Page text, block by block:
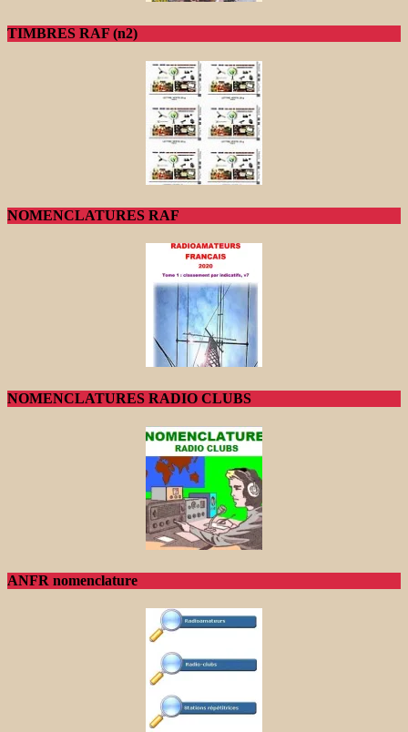
TIMBRES RAF (n2)
NOMENCLATURES RAF
NOMENCLATURES RADIO CLUBS
ANFR nomenclature